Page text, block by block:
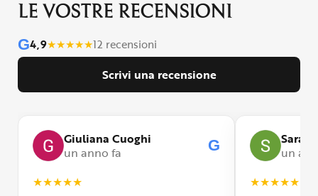
LE VOSTRE RECENSIONI
G4,9★★★★★12 recensioni
Scrivi una recensione
Giuliana Cuoghi
un anno fa
G
★★★★★
Sara
un
★★★★★